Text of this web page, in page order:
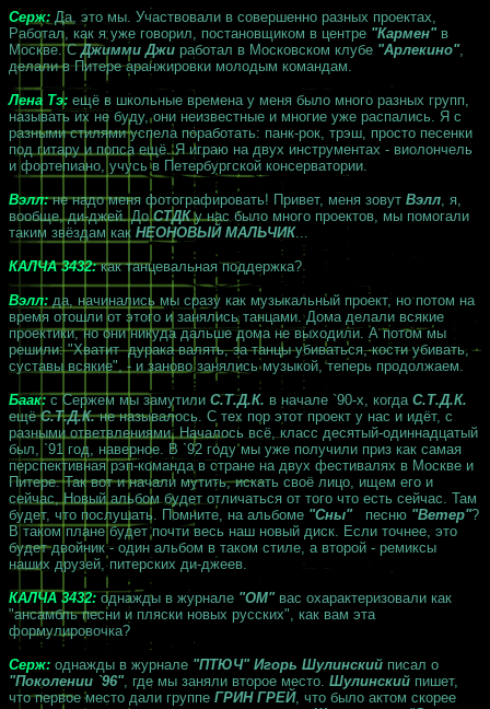
Серж: Да, это мы. Участвовали в совершенно разных проектах,
Работал, как я уже говорил, постановщиком в центре "Кармен"в
Москве. СДжимми Джи работал в Московском клубе "Арлекино",
делали в Питере аранжировки молодым командам.
Лена Тэ: ещё в школьные времена у меня было много разных групп,
называть их не буду, они неизвестные и многие уже распались. Я с
разными стилями успела поработать: панк-рок, трэш, просто песенки
под гитару и попса ещё. Я играю на двух инструментах - виолончель
и фортепиано, учусь в Петербургской консерватории.
Вэлл: не надо меня фотографировать! Привет, меня зовут Вэлл, я,
вообще, ди-джей. ДоСТДКу нас было много проектов, мы помогали
таким звёздам как НЕОНОВЫЙ МАЛЬЧИК...
КАЛЧА 3432: как танцевальная поддержка?
Вэлл: да, начинались мы сразу как музыкальный проект, но потом на
время отошли от этого и занялись танцами. Дома делали всякие
проектики, но они никуда дальше дома не выходили. А потом мы
решили: "Хватит дурака валять, за танцы убиваться, кости убивать,
суставы всякие", - и заново занялись музыкой, теперь продолжаем.
Баак: с Сержем мы замутили С.Т.Д.К. в начале `90-х, когда С.Т.Д.К.
ещёС.Т.Д.К.не называлось. С тех пор этот проект у нас и идёт, с
разными ответвлениями. Началось всё, класс десятый-одиннадцатый
был, `91 год, наверное. В `92 году мы уже получили приз как самая
перспективная рэп-команда в стране на двух фестивалях в Москве и
Питере. Так вот и начали мутить, искать своё лицо, ищем его и
сейчас, Новый альбом будет отличаться от того что есть сейчас. Там
будет, что послушать. Помните, на альбоме "Сны"песню "Ветер"?
В таком плане будет почти весь наш новый диск. Если точнее, это
будет двойник - один альбом в таком стиле, а второй - ремиксы
наших друзей, питерских ди-джеев.
КАЛЧА 3432: однажды в журнале "ОМ"вас охарактеризовали как
"ансамбль песни и пляски новых русских", как вам эта
формулировочка?
Серж: однажды в журнале "ПТЮЧ" Игорь Шулинский писал о
"Поколении `96", где мы заняли второе место. Шулинский пишет,
что первое место дали группе ГРИН ГРЕЙ, что было актом скорее